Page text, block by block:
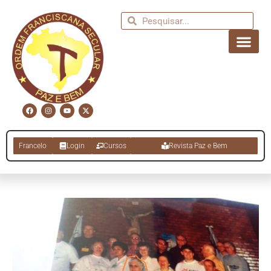
Francelo Login Cursos Revista Paz e Bem